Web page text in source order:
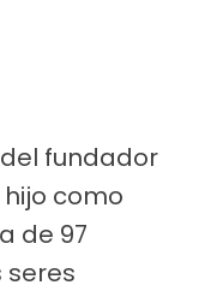
fundador
como
de 97
seres